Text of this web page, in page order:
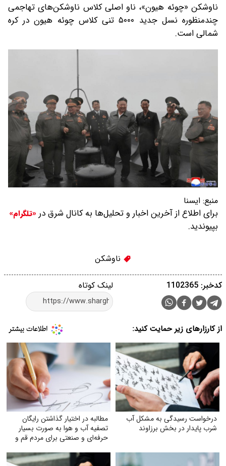
ناوشکن «چوئه هیون»، ناو اصلی کلاس ناوشکن‌های تهاجمی
چندمنظوره نسل جدید ۵۰۰۰ تنی کلاس چوئه هیون در کره
شمالی است.
منبع: ایسنا
برای اطلاع از آخرین اخبار و تحلیل‌ها به کانال شرق در «تلگرام»
بپیوندید.
ناوشکن‌
لینک کوتاه کدخبر: 1102365
از کارزارهای زیر حمایت کنید:
درخواست رسیدگی به مشکل آب
شرب ‌پایدار در بخش برزاوند
مطالبه در اختیار گذاشتن رایگان
تصفیه آب و هوا به‌ صورت بسیار
حرفه‌ای و صنعتی برای مردم قم و